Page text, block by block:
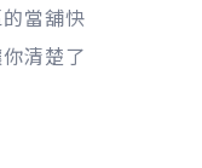
當舖快
清楚了